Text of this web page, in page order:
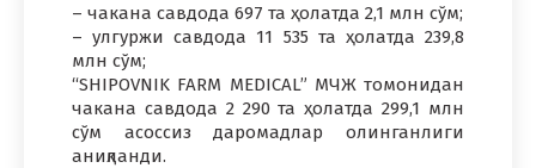
– чакана савдода 697 та ҳолатда 2,1 млн сўм;
– улгуржи савдода 11 535 та ҳолатда 239,8
млн сўм;
“SHIPOVNIK FARM MEDICAL” МЧЖ томонидан
чакана савдода 2 290 та ҳолатда 299,1 млн
сўм асоссиз даромадлар олинганлиги
аниқланди.